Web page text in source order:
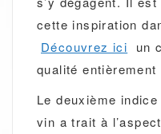
cette inspiration
Découvrez ici
un
qualité
Le deuxième
vin a trait à